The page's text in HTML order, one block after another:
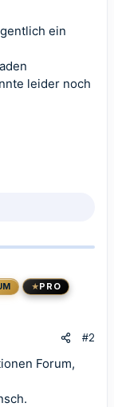
ein
leider noch
PRO
#2
Forum,